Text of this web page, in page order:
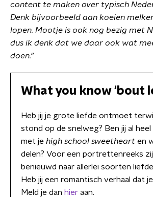
content te maken over typisch
Denk bijvoorbeeld aan koeien
lopen. Mootje is ook nog bezig met
dus ik denk dat we daar ook wat
doen."
What you know ‘bout
Heb jij je grote liefde ontmoet
stond op de snelweg? Ben jij al heel
met je high school sweetheart en
delen? Voor een portrettenreeks
benieuwd naar allerlei soorten
Heb jij een romantisch verhaal dat
Meld je dan hier aan.